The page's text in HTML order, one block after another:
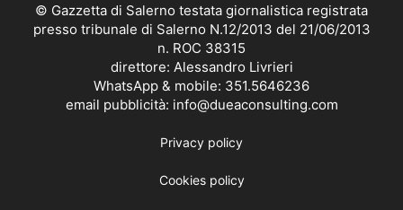
© Gazzetta di Salerno testata giornalistica registrata
presso tribunale di Salerno N.12/2013 del 21/06/2013
n. ROC 38315
direttore: Alessandro Livrieri
WhatsApp & mobile: 351.5646236
email pubblicità: info@dueaconsulting.com
Privacy policy
Cookies policy